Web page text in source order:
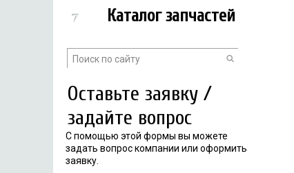
Каталог запчастей
Оставьте заявку /
задайте вопрос
С помощью этой формы вы можете
задать вопрос компании или оформить
заявку.